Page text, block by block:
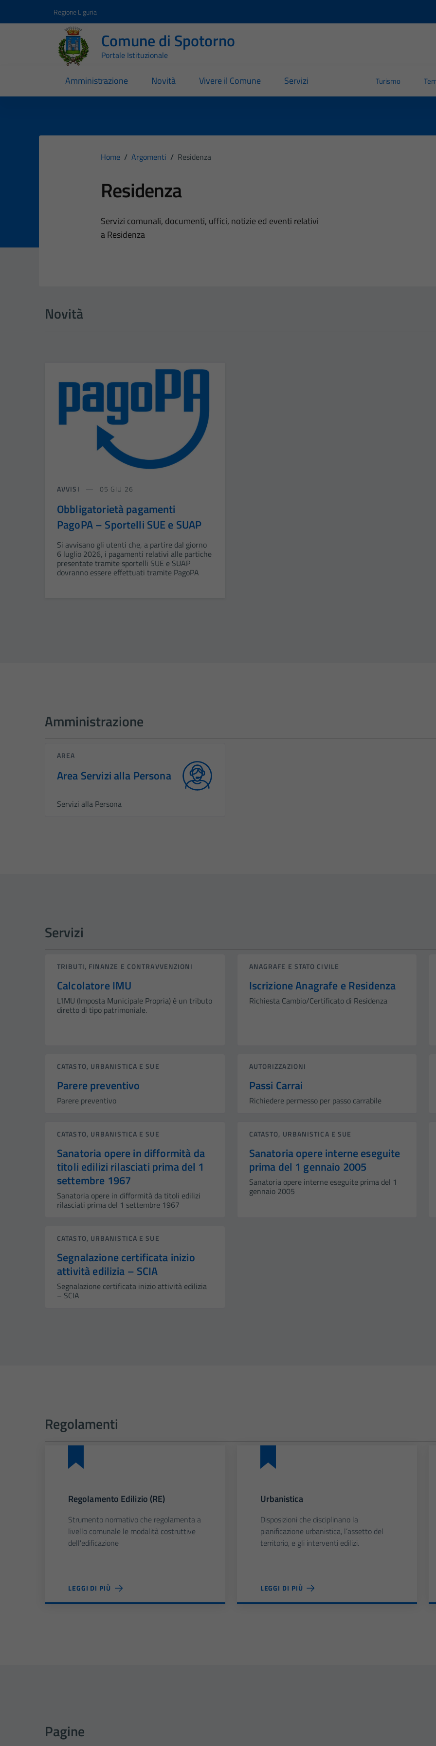
Regione Liguria
Comune di Spotorno
Portale Istituzionale
Amministrazione Novità Vivere il Comune Servizi Turismo
Home / Argomenti / Residenza
Residenza
Dettagli dell'argomento
Servizi comunali, documenti, uffici, notizie ed eventi relativi
a Residenza
Novità
AVVISI 05 GIU 26
Obbligatorietà pagamenti
PagoPA – Sportelli SUE e SUAP
Si avvisano gli utenti che, a partire dal giorno
6 luglio 2026, i pagamenti relativi alle partiche
presentate tramite sportelli SUE e SUAP
dovranno essere effettuati tramite PagoPA
Amministrazione
AREA
Area Servizi alla Persona
Servizi alla Persona
Servizi
TRIBUTI, FINANZE E CONTRAVVENZIONI
Calcolatore IMU
L'IMU (Imposta Municipale Propria) è un tributo
diretto di tipo patrimoniale.
ANAGRAFE E STATO CIVILE
Iscrizione Anagrafe e Residenza
Richiesta Cambio/Certificato di Residenza
CATASTO, URBANISTICA E SUE
Parere preventivo
Parere preventivo
AUTORIZZAZIONI
Passi Carrai
Richiedere permesso per passo carrabile
CATASTO, URBANISTICA E SUE
Sanatoria opere in difformità da
titoli edilizi rilasciati prima del 1
settembre 1967
Sanatoria opere in difformità da titoli edilizi
rilasciati prima del 1 settembre 1967
CATASTO, URBANISTICA E SUE
Sanatoria opere interne eseguite
prima del 1 gennaio 2005
Sanatoria opere interne eseguite prima del 1
gennaio 2005
CATASTO, URBANISTICA E SUE
Segnalazione certificata inizio
attività edilizia – SCIA
Segnalazione certificata inizio attività edilizia
– SCIA
Regolamenti
Regolamento Edilizio (RE)
Strumento normativo che regolamenta a
livello comunale le modalità costruttive
dell'edificazione
LEGGI DI PIÙ
Urbanistica
Disposizioni che disciplinano la
pianificazione urbanistica, l’assetto del
territorio, e gli interventi edilizi.
LEGGI DI PIÙ
Pagine